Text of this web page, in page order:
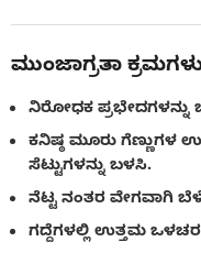
ಮುಂಜಾಗ್ರತಾ
ನಿರೋಧಕ
ಕನಿಷ್ಠ ಮೂರು ಗೆಣ್ಣುಗಳ
ಸೆಟ್ಟುಗಳನ್ನು ಬಳಸಿ.
ನೆಟ್ಟ ನಂತರ ವೇಗವಾಗಿ
ಗದ್ದೆಗಳಲ್ಲಿ ಉತ್ತಮ